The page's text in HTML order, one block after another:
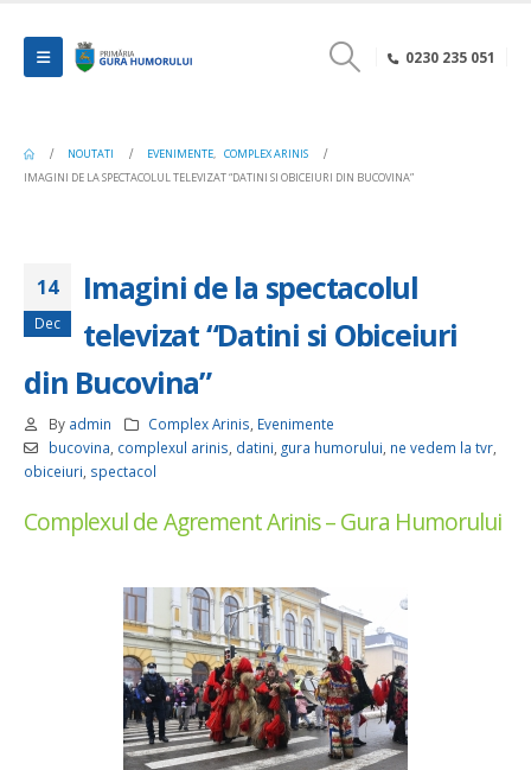
0230 235 051
NOUTATI EVENIMENTE, COMPLEX ARINIS
IMAGINI DE LA SPECTACOLUL TELEVIZAT “DATINI SI OBICEIURI DIN BUCOVINA”
14
Dec
Imagini de la spectacolul
televizat “Datini si Obiceiuri
din Bucovina”
By admin Complex Arinis Evenimente
bucovina complexul arinis datini gura humorului ne vedem la tvr,
obiceiuri spectacol
Complexul de Agrement Arinis – Gura Humorului